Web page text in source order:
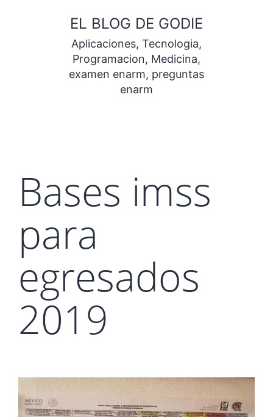
contenido
EL BLOG DE GODIE
Aplicaciones, Tecnologia,
Programacion, Medicina,
examen enarm, preguntas
enarm
Bases imss
para
egresados
2019